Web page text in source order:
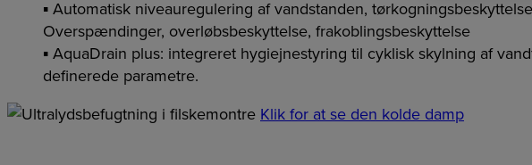
▪ Automatisk niveauregulering af vandstanden,
Overspændinger, overløbsbeskyttelse, frakoblingsbeskyttelse
▪ AquaDrain plus: integreret hygiejnestyring til cyklisk skylning af
definerede parametre.
Klik for at se den kolde damp